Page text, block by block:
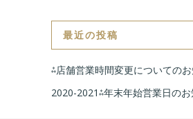
最近の投稿
⁂店舗営業時間変更についての
2020-2021⁂年末年始営業日の